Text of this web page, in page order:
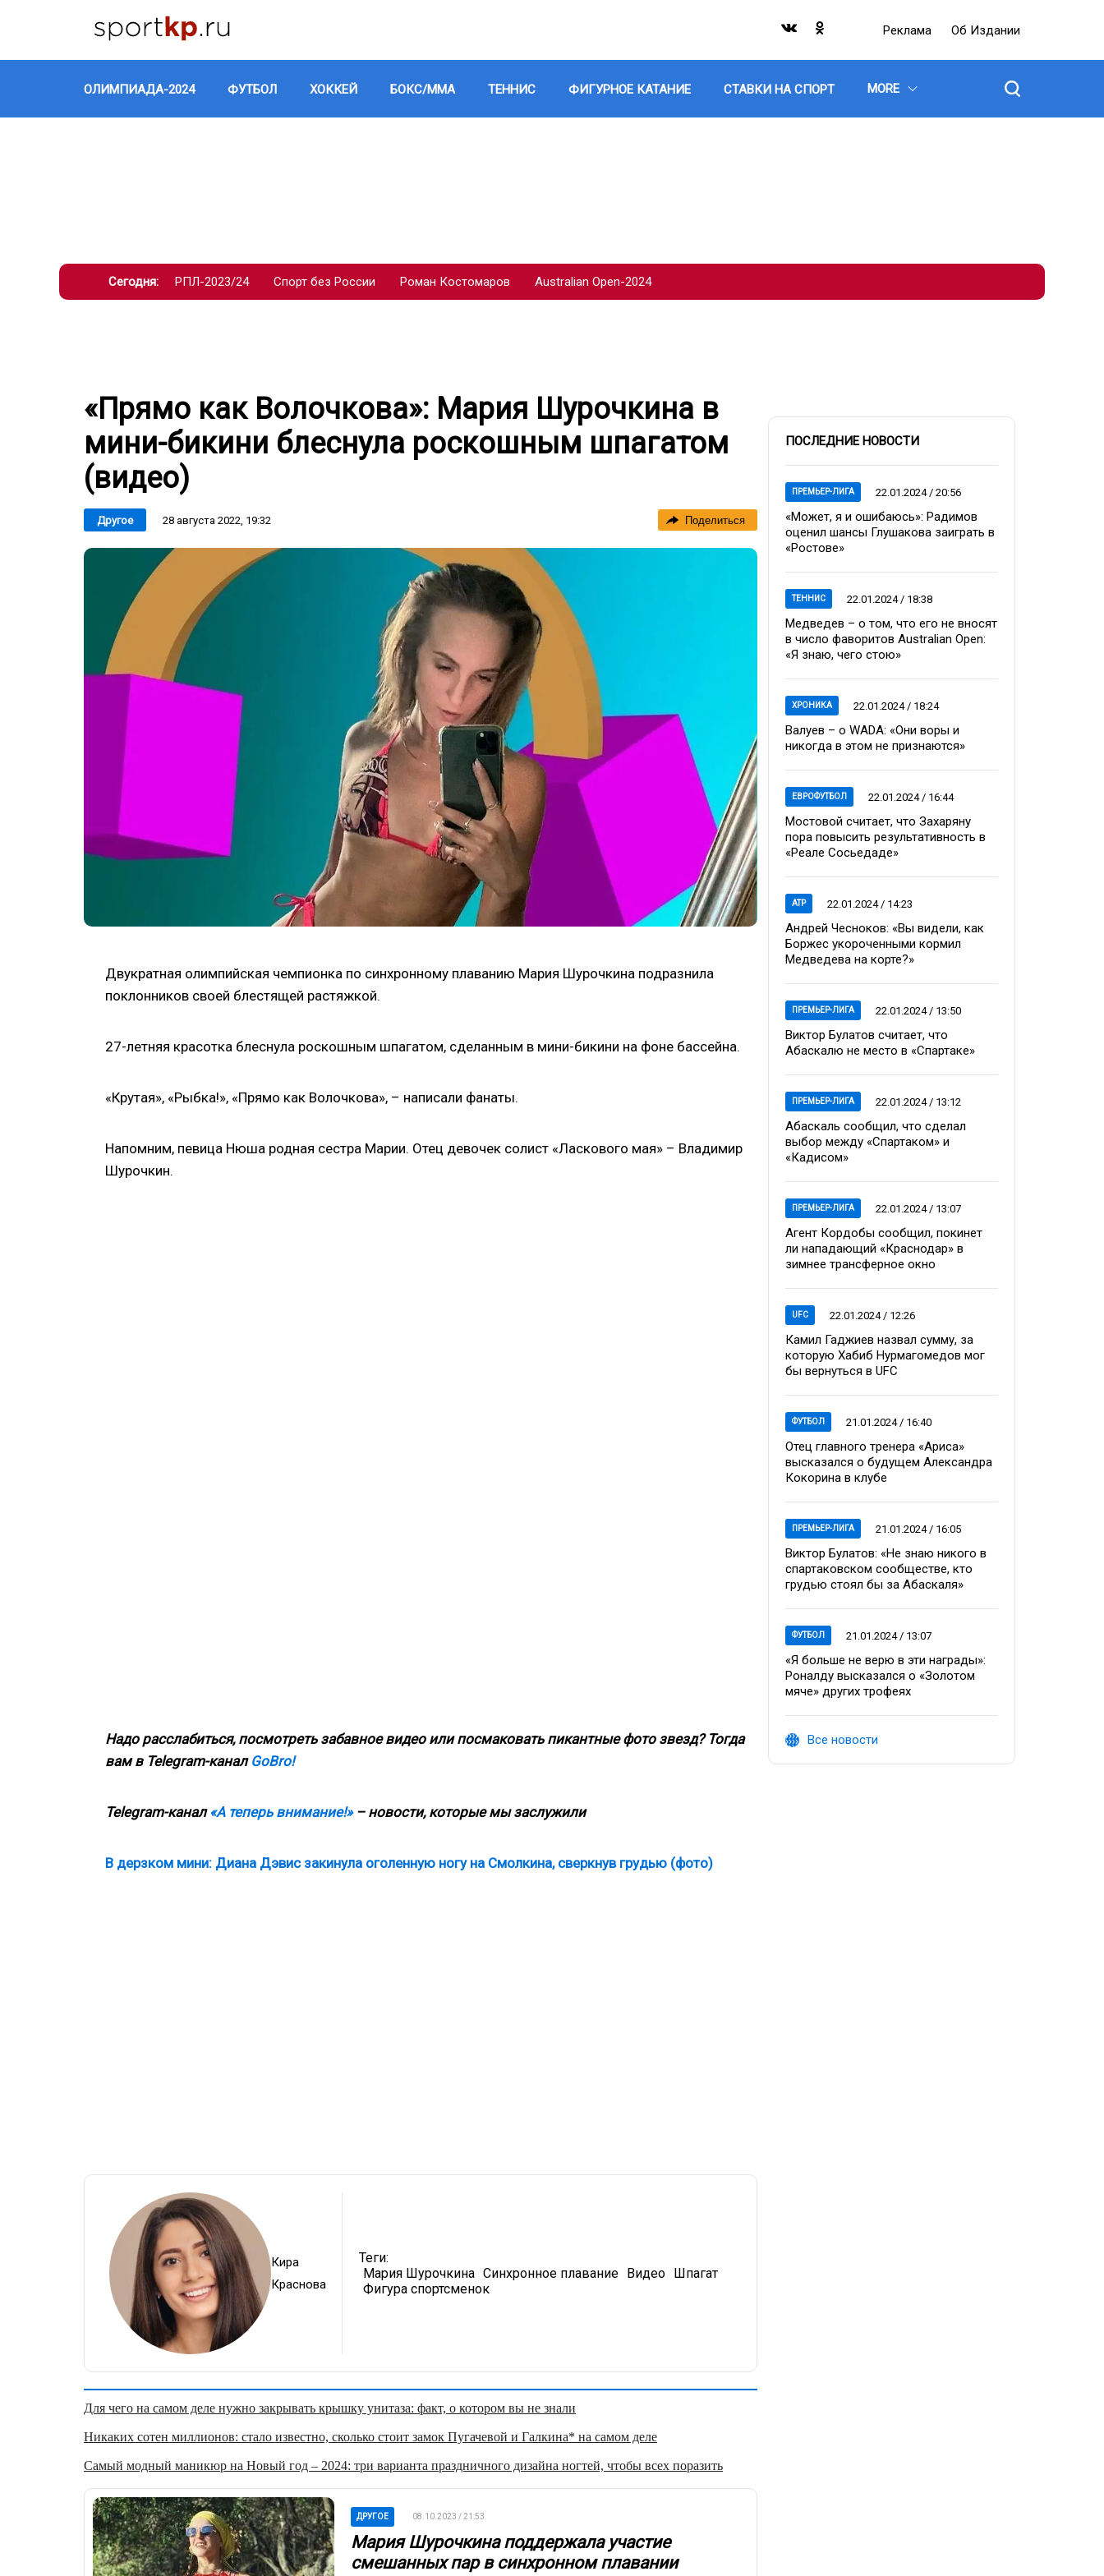
Реклама Об Издании
ОЛИМПИАДА-2024 ФУТБОЛ ХОККЕЙ БОКС/ММА ТЕННИС ФИГУРНОЕ КАТАНИЕ СТАВКИ НА СПОРТ MORE
Сегодня: РПЛ-2023/24 Спорт без России Роман Костомаров Australian Open-2024
«Прямо как Волочкова»: Мария Шурочкина в
мини-бикини блеснула роскошным шпагатом
(видео)
Другое 28 августа 2022, 19:32 Поделиться
Двукратная олимпийская чемпионка по синхронному плаванию Мария Шурочкина подразнила
поклонников своей блестящей растяжкой.
27-летняя красотка блеснула роскошным шпагатом, сделанным в мини-бикини на фоне бассейна.
«Крутая», «Рыбка!», «Прямо как Волочкова», – написали фанаты.
Напомним, певица Нюша родная сестра Марии. Отец девочек солист «Ласкового мая» – Владимир
Шурочкин.
Надо расслабиться, посмотреть забавное видео или посмаковать пикантные фото звезд? Тогда
вам в Telegram-канал GoBro!
Telegram-канал «А теперь внимание!»– новости, которые мы заслужили
В дерзком мини: Диана Дэвис закинула оголенную ногу на Смолкина, сверкнув грудью (фото)
Кира
Краснова
Теги:
Мария Шурочкина Синхронное плавание Видео
Шпагат
Фигура спортсменок
Для чего на самом деле нужно закрывать крышку унитаза: факт, о котором вы не знали
Никаких сотен миллионов: стало известно, сколько стоит замок Пугачевой и Галкина* на самом деле
Самый модный маникюр на Новый год – 2024: три варианта праздничного дизайна ногтей, чтобы всех поразить
ДРУГОЕ 08.10.2023 / 21:53
Мария Шурочкина поддержала участие
смешанных пар в синхронном плавании
ПОСЛЕДНИЕ НОВОСТИ
ПРЕМЬЕР-ЛИГА 22.01.2024 / 20:56
«Может, я и ошибаюсь»: Радимов
оценил шансы Глушакова заиграть в
«Ростове»
ТЕННИС 22.01.2024 / 18:38
Медведев – о том, что его не вносят
в число фаворитов Australian Open:
«Я знаю, чего стою»
ХРОНИКА 22.01.2024 / 18:24
Валуев – о WADA: «Они воры и
никогда в этом не признаются»
ЕВРОФУТБОЛ 22.01.2024 / 16:44
Мостовой считает, что Захаряну
пора повысить результативность в
«Реале Сосьедаде»
ATP 22.01.2024 / 14:23
Андрей Чесноков: «Вы видели, как
Боржес укороченными кормил
Медведева на корте?»
ПРЕМЬЕР-ЛИГА 22.01.2024 / 13:50
Виктор Булатов считает, что
Абаскалю не место в «Спартаке»
ПРЕМЬЕР-ЛИГА 22.01.2024 / 13:12
Абаскаль сообщил, что сделал
выбор между «Спартаком» и
«Кадисом»
ПРЕМЬЕР-ЛИГА 22.01.2024 / 13:07
Агент Кордобы сообщил, покинет
ли нападающий «Краснодар» в
зимнее трансферное окно
UFC 22.01.2024 / 12:26
Камил Гаджиев назвал сумму, за
которую Хабиб Нурмагомедов мог
бы вернуться в UFC
ФУТБОЛ 21.01.2024 / 16:40
Отец главного тренера «Ариса»
высказался о будущем Александра
Кокорина в клубе
ПРЕМЬЕР-ЛИГА 21.01.2024 / 16:05
Виктор Булатов: «Не знаю никого в
спартаковском сообществе, кто
грудью стоял бы за Абаскаля»
ФУТБОЛ 21.01.2024 / 13:07
«Я больше не верю в эти награды»:
Роналду высказался о «Золотом
мяче» других трофеях
Все новости